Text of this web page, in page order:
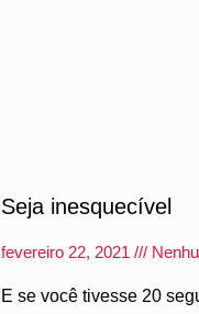
Seja inesquecível
fevereiro 22, 2021
E se você tivesse 20